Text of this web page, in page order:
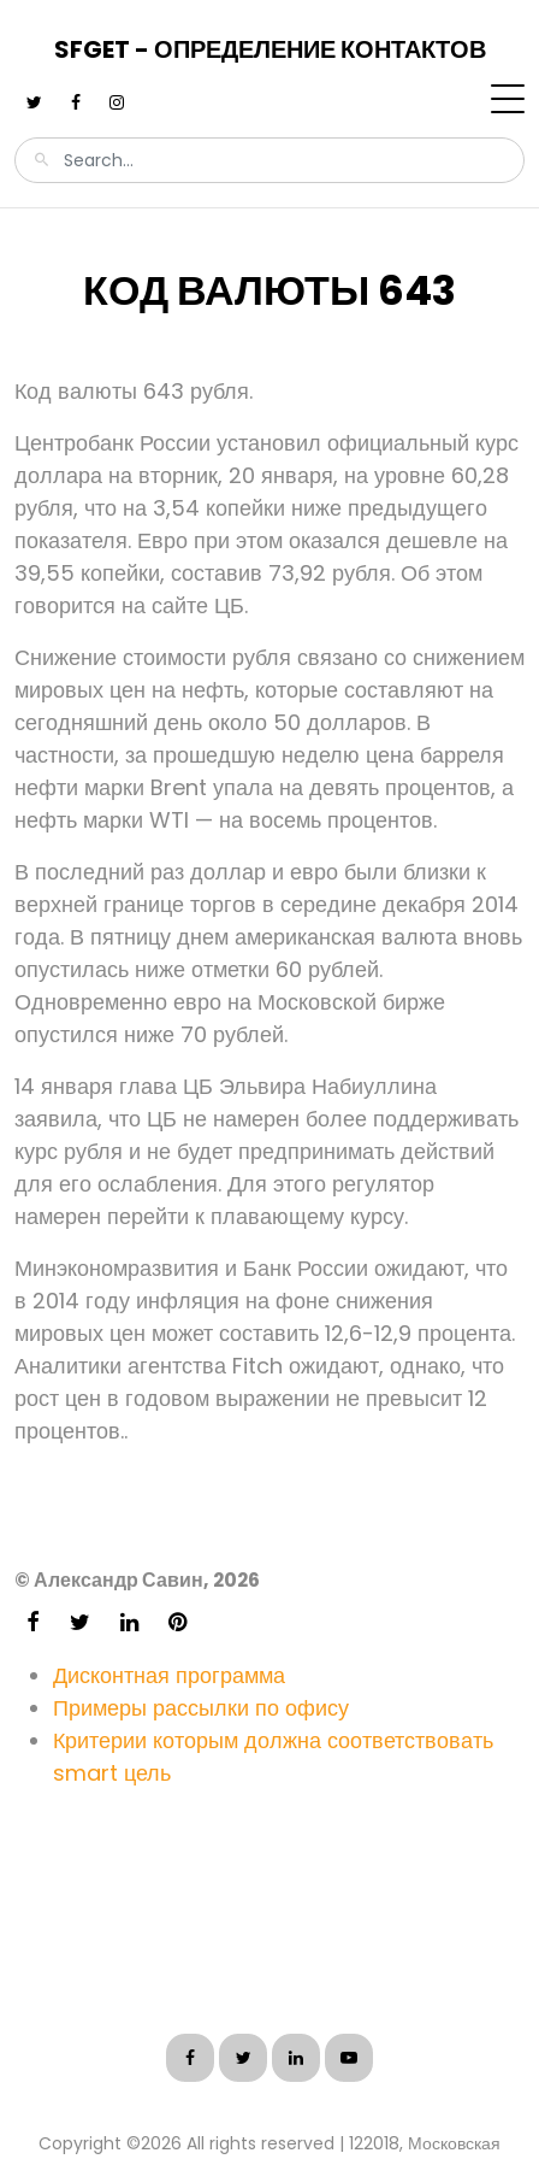
SFGET - ОПРЕДЕЛЕНИЕ КОНТАКТОВ
КОД ВАЛЮТЫ 643
Код валюты 643 рубля.
Центробанк России установил официальный курс
доллара на вторник, 20 января, на уровне 60,28
рубля, что на 3,54 копейки ниже предыдущего
показателя. Евро при этом оказался дешевле на
39,55 копейки, составив 73,92 рубля. Об этом
говорится на сайте ЦБ.
Снижение стоимости рубля связано со снижением
мировых цен на нефть, которые составляют на
сегодняшний день около 50 долларов. В
частности, за прошедшую неделю цена барреля
нефти марки Brent упала на девять процентов, а
нефть марки WTI — на восемь процентов.
В последний раз доллар и евро были близки к
верхней границе торгов в середине декабря 2014
года. В пятницу днем американская валюта вновь
опустилась ниже отметки 60 рублей.
Одновременно евро на Московской бирже
опустился ниже 70 рублей.
14 января глава ЦБ Эльвира Набиуллина
заявила, что ЦБ не намерен более поддерживать
курс рубля и не будет предпринимать действий
для его ослабления. Для этого регулятор
намерен перейти к плавающему курсу.
Минэкономразвития и Банк России ожидают, что
в 2014 году инфляция на фоне снижения
мировых цен может составить 12,6-12,9 процента.
Аналитики агентства Fitch ожидают, однако, что
рост цен в годовом выражении не превысит 12
процентов..
© Александр Савин, 2026
Дисконтная программа
Примеры рассылки по офису
Критерии которым должна соответствовать
smart цель
Copyright ©2026 All rights reserved | 122018, Московская